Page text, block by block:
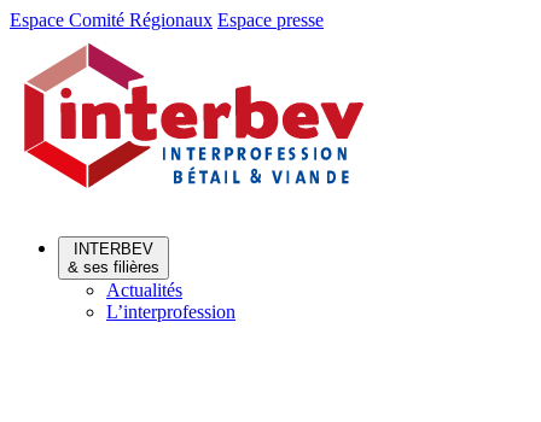
Aller
Aller
contenu
Espace Comité Régionaux Espace presse
INTERBEV
& ses filières
Actualités
L’interprofession